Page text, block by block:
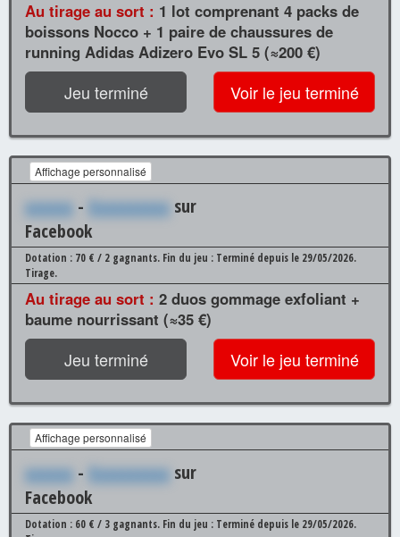
Au tirage au sort : 1 lot comprenant 4 packs de
boissons Nocco + 1 paire de chaussures de
running Adidas Adizero Evo SL 5 (≈200 €)
Jeu terminé Voir le jeu terminé
Affichage personnalisé
xxxxxx - Xxxxxxxxxx sur
Facebook
Dotation : 70 € / 2 gagnants. Fin du jeu : Terminé depuis le 29/05/2026.
Tirage.
Au tirage au sort : 2 duos gommage exfoliant +
baume nourrissant (≈35 €)
Jeu terminé Voir le jeu terminé
Affichage personnalisé
xxxxxx - Xxxxxxxxxx sur
Facebook
Dotation : 60 € / 3 gagnants. Fin du jeu : Terminé depuis le 29/05/2026.